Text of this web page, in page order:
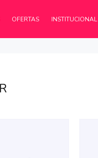
OFERTAS INSTITUCIONAL